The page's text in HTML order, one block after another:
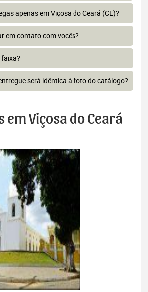
apenas em Viçosa do Ceará (CE)?
em contato com vocês?
faixa?
será idêntica à foto do catálogo?
em Viçosa do Ceará